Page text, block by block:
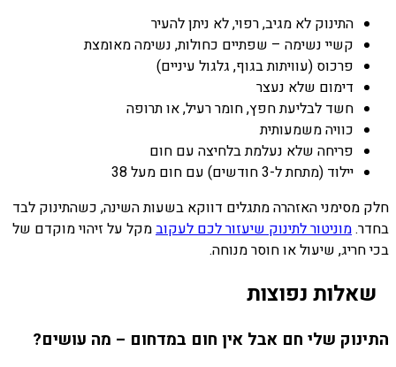
התינוק לא מגיב, רפוי, לא ניתן להעיר
קשיי נשימה – שפתיים כחולות, נשימה מאומצת
פרכוס (עוויתות בגוף, גלגול עיניים)
דימום שלא נעצר
חשד לבליעת חפץ, חומר רעיל, או תרופה
כוויה משמעותית
פריחה שלא נעלמת בלחיצה עם חום
יילוד (מתחת ל-3 חודשים) עם חום מעל 38
חלק מסימני האזהרה מתגלים דווקא בשעות השינה, כשהתינוק לבד
בחדר.מוניטור לתינוק שיעזור לכם לעקובמקל על זיהוי מוקדם של
בכי חריג, שיעול או חוסר מנוחה.
שאלות נפוצות
התינוק שלי חם אבל אין חום במדחום – מה עושים?